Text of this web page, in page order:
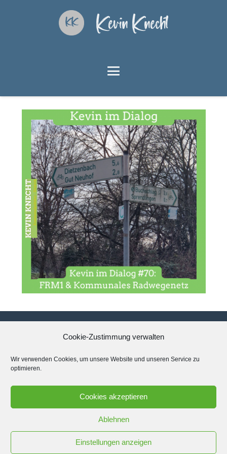
Cookie-Zustimmung verwalten
Wir verwenden Cookies, um unsere Website und unseren Service zu
optimieren.
Cookies akzeptieren
Ablehnen
Einstellungen anzeigen
Kevin Knecht
Datenschutzerklärung
Cookie-Richtlinie (EU)